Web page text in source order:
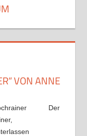
VON ANNE
Der
,